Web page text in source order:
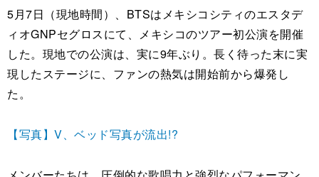
5月7日（現地時間）、BTSはメキシコシティのエスタデ
ィオGNPセグロスにて、メキシコのツアー初公演を開催
した。現地での公演は、実に9年ぶり。長く待った末に実
現したステージに、ファンの熱気は開始前から爆発し
た。
【写真】V、ベッド写真が流出!?